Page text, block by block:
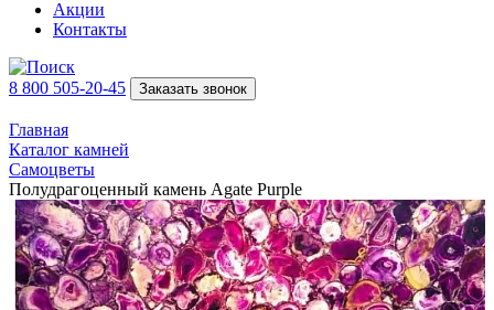
Акции
Контакты
8 800 505-20-45 Заказать звонок
Главная
Каталог камней
Самоцветы
Полудрагоценный камень Agate Purple